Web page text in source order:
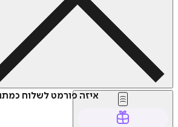
איזה פורמט לשלוח